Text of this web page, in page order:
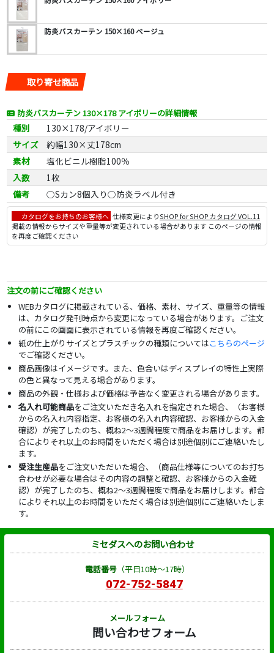
防炎バスカーテン 150×160 ベージュ
取り寄せ商品
防炎バスカーテン 130×178 アイボリーの詳細情報
種別
130×178/アイボリー
サイズ
約幅130×丈178cm
素材
塩化ビニル樹脂100％
入数
1枚
備考
○Sカン8個入り○防炎ラベル付き
カタログをお持ちのお客様へ 仕様変更によりSHOP for SHOP カタログ VOL.11
掲載の情報からサイズや重量等が変更されている場合があります このページの情報
を再度ご確認ください
注文の前にご確認ください
WEBカタログに掲載されている、価格、素材、サイズ、重量等の情報
は、カタログ発刊時点から変更になっている場合があります。ご注文
の前にこの画面に表示されている情報を再度ご確認ください。
紙の仕上がりサイズとプラスチックの種類についてはこちらのページ
でご確認ください。
商品画像はイメージです。また、色合いはディスプレイの特性上実際
の色と異なって見える場合があります。
商品の外観・仕様および価格は予告なく変更される場合があります。
名入れ可能商品をご注文いただき名入れを指定された場合、（お客様
からの名入れ内容指定、お客様の名入れ内容確認、お客様からの入金
確認）が完了したのち、概ね2～3週間程度で商品をお届けします。都
合によりそれ以上のお時間をいただく場合は別途個別にご連絡いたし
ます。
受注生産品をご注文いただいた場合、（商品仕様等についてのお打ち
合わせが必要な場合はその内容の調整と確認、お客様からの入金確
認）が完了したのち、概ね2～3週間程度で商品をお届けします。都合
によりそれ以上のお時間をいただく場合は別途個別にご連絡いたしま
す。
ミセダスへのお問い合わせ
電話番号（平日10時～17時）
072-752-5847
メールフォーム
問い合わせフォーム